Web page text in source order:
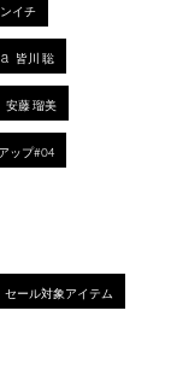
イチ
皆川 聡
安藤 瑠美
ップ#04
セール対象アイテム